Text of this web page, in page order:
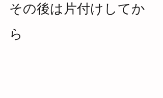
その後は片付けしてか
ら